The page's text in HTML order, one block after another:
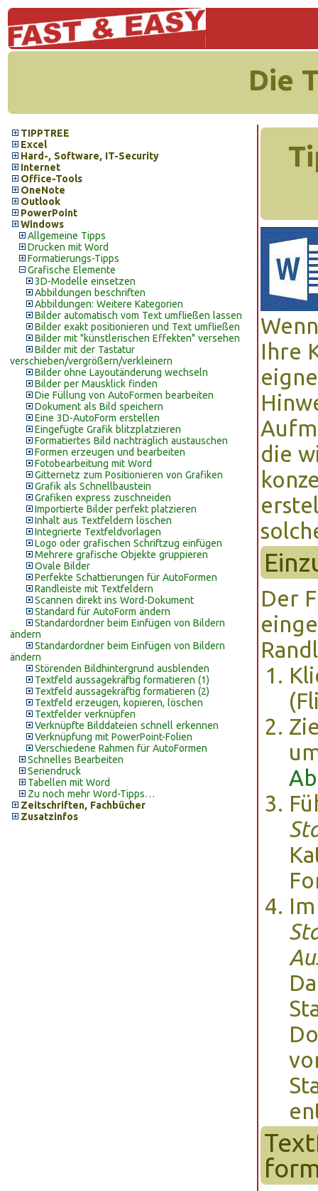
Die
TIPPTREE
Excel
Hard-, Software, IT-Security
Internet
Office-Tools
OneNote
Outlook
PowerPoint
Windows
Allgemeine Tipps
Drucken mit Word
Formatierungs-Tipps
Grafische Elemente
3D-Modelle einsetzen
Abbildungen beschriften
Abbildungen: Weitere Kategorien
Bilder automatisch vom Text umfließen lassen
Bilder exakt positionieren und Text umfließen
Bilder mit "künstlerischen Effekten" versehen
Bilder mit der Tastatur
verschieben/vergrößern/verkleinern
Bilder ohne Layoutänderung wechseln
Bilder per Mausklick finden
Die Füllung von AutoFormen bearbeiten
Dokument als Bild speichern
Eine 3D-AutoForm erstellen
Eingefügte Grafik blitzplatzieren
Formatiertes Bild nachträglich austauschen
Formen erzeugen und bearbeiten
Fotobearbeitung mit Word
Gitternetz zum Positionieren von Grafiken
Grafik als Schnellbaustein
Grafiken express zuschneiden
Importierte Bilder perfekt platzieren
Inhalt aus Textfeldern löschen
Integrierte Textfeldvorlagen
Logo oder grafischen Schriftzug einfügen
Mehrere grafische Objekte gruppieren
Ovale Bilder
Perfekte Schattierungen für AutoFormen
Randleiste mit Textfeldern
Scannen direkt ins Word-Dokument
Standard für AutoForm ändern
Standardordner beim Einfügen von Bildern
ändern
Standardordner beim Einfügen von Bildern
ändern
Störenden Bildhintergrund ausblenden
Textfeld aussagekräftig formatieren (1)
Textfeld aussagekräftig formatieren (2)
Textfeld erzeugen, kopieren, löschen
Textfelder verknüpfen
Verknüpfte Bilddateien schnell erkennen
Verknüpfung mit PowerPoint-Folien
Verschiedene Rahmen für AutoFormen
Schnelles Bearbeiten
Seriendruck
Tabellen mit Word
Zu noch mehr Word-Tipps…
Zeitschriften, Fachbücher
Zusatzinfos
Ihre
die
Der